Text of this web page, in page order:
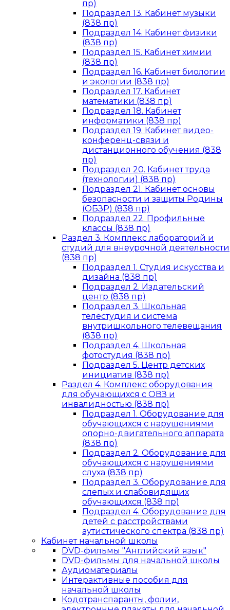
пр)
Подраздел 13. Кабинет музыки
(838 пр)
Подраздел 14. Кабинет физики
(838 пр)
Подраздел 15. Кабинет химии
(838 пр)
Подраздел 16. Кабинет биологии
и экологии (838 пр)
Подраздел 17. Кабинет
математики (838 пр)
Подраздел 18. Кабинет
информатики (838 пр)
Подраздел 19. Кабинет видео-
конференц-связи и
дистанционного обучения (838
пр)
Подраздел 20. Кабинет труда
(технологии) (838 пр)
Подраздел 21. Кабинет основы
безопасности и защиты Родины
(ОБЗР) (838 пр)
Подраздел 22. Профильные
классы (838 пр)
Раздел 3. Комплекс лабораторий и
студий для внеурочной деятельности
(838 пр)
Подраздел 1. Студия искусства и
дизайна (838 пр)
Подраздел 2. Издательский
центр (838 пр)
Подраздел 3. Школьная
телестудия и система
внутришкольного телевещания
(838 пр)
Подраздел 4. Школьная
фотостудия (838 пр)
Подраздел 5. Центр детских
инициатив (838 пр)
Раздел 4. Комплекс оборудования
для обучающихся с ОВЗ и
инвалидностью (838 пр)
Подраздел 1. Оборудование для
обучающихся с нарушениями
опорно-двигательного аппарата
(838 пр)
Подраздел 2. Оборудование для
обучающихся с нарушениями
слуха (838 пр)
Подраздел 3. Оборудование для
слепых и слабовидящих
обучающихся (838 пр)
Подраздел 4. Оборудование для
детей с расстройствами
аутистического спектра (838 пр)
Кабинет начальной школы
DVD-фильмы "Английский язык"
DVD-фильмы для начальной школы
Аудиоматериалы
Интерактивные пособия для
начальной школы
Кодотранспаранты, фолии,